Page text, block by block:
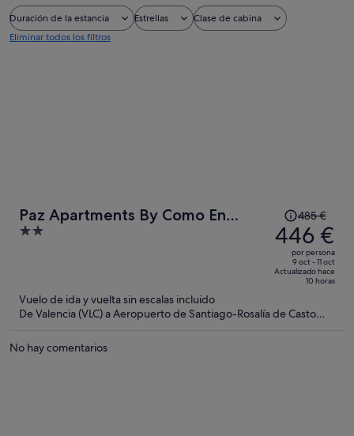
Duración de la estancia Estrellas
Clase de cabina
Eliminar todos los filtros
Paz Apartments By Como En
Casa
2
precio
era
485 €,
es
485 €
446 €
por persona
9 oct - 11 oct
Actualizado hace
10 horas
Vuelo de ida y vuelta sin escalas incluido
De Valencia (VLC) a Aeropuerto de Santiago-Rosalía de Casto
No hay comentarios